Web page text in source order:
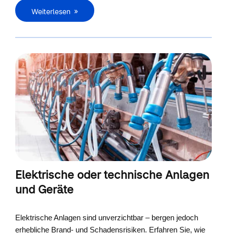
Weiterlesen
Elektrische oder technische Anlagen
und Geräte
Elektrische Anlagen sind unverzichtbar – bergen jedoch
erhebliche Brand- und Schadensrisiken. Erfahren Sie, wie